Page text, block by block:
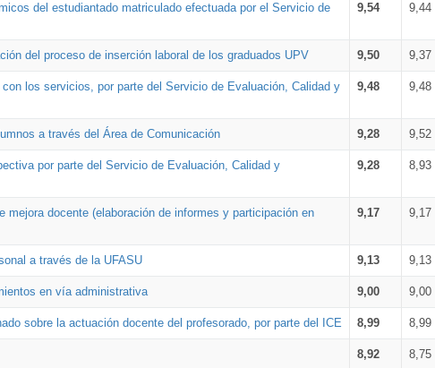
del estudiantado matriculado efectuada por el Servicio de
9,54 9,44
del proceso de inserción laboral de los graduados UPV 9,50 9,37
los servicios, por parte del Servicio de Evaluación, Calidad y
9,48 9,48
a través del Área de Comunicación 9,28 9,52
por parte del Servicio de Evaluación, Calidad y
9,28 8,93
docente (elaboración de informes y participación en
9,17 9,17
a través de la UFASU 9,13 9,13
en vía administrativa 9,00 9,00
sobre la actuación docente del profesorado, por parte del ICE 8,99 8,99
8,92 8,75